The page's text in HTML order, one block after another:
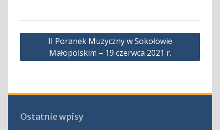
Nawigacja
II Poranek Muzyczny w Sokołowie
Małopolskim – 19 czerwca 2021 r.
Ostatnie wpisy